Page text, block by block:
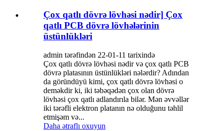
Çox qatlı dövrə lövhəsi nədir] Çox
qatlı PCB dövrə lövhələrinin
üstünlükləri
admin tərəfindən 22-01-11 tarixində
Çox qatlı dövrə lövhəsi nədir və çox qatlı PCB
dövrə platasının üstünlükləri nələrdir? Adından
da göründüyü kimi, çox qatlı dövrə lövhəsi o
deməkdir ki, iki təbəqədən çox olan dövrə
lövhəsi çox qatlı adlandırıla bilər. Mən əvvəllər
iki tərəfli elektron platanın nə olduğunu təhlil
etmişəm və...
Daha ətraflı oxuyun